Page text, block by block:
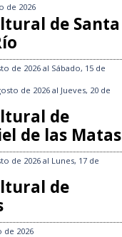
de 2026
de Santa
de 2026 al Sábado, 15 de
de 2026al Jueves, 20 de
de
de las Matas
de 2026 al Lunes, 17 de
de
de 2026